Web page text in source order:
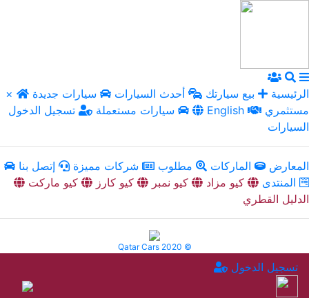
× الرئيسية بيع سيارتك أحدث السيارات
سيارات جديدة
سيارات مستعملة
تسجيل الدخول English
السيارات
المعارض الماركات مطلوب شركات مميزة
إتصل بنا
المنتدى
كيو مزاد كيو نمبر كيو كارز
كيو ماركت
الدليل القطري
Qatar Cars 2020 ©
تسجيل الدخول